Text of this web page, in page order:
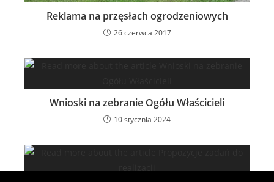
Reklama na przęsłach ogrodzeniowych
26 czerwca 2017
Wnioski na zebranie Ogółu Właścicieli
10 stycznia 2024